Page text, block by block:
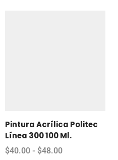
Pintura Acrílica Politec
Línea 300 100 Ml.
$40.00 - $48.00